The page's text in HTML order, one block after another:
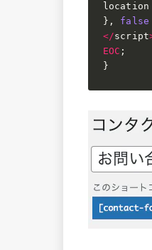
location
} , false
</script
EOC ;
}